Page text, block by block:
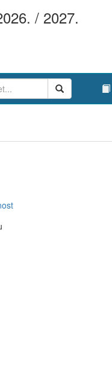
/ 2027.